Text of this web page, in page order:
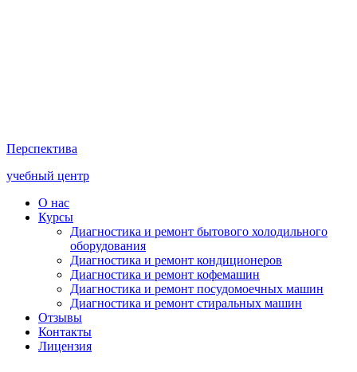
Перспектива
учебный центр
О нас
Курсы
Диагностика и ремонт бытового холодильного
оборудования
Диагностика и ремонт кондиционеров
Диагностика и ремонт кофемашин
Диагностика и ремонт посудомоечных машин
Диагностика и ремонт стиральных машин
Отзывы
Контакты
Лицензия